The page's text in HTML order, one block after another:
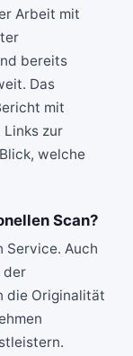
Arbeit mit
bereits
Das
mit
zur
welche
Scan?
Service. Auch
der
die Originalität